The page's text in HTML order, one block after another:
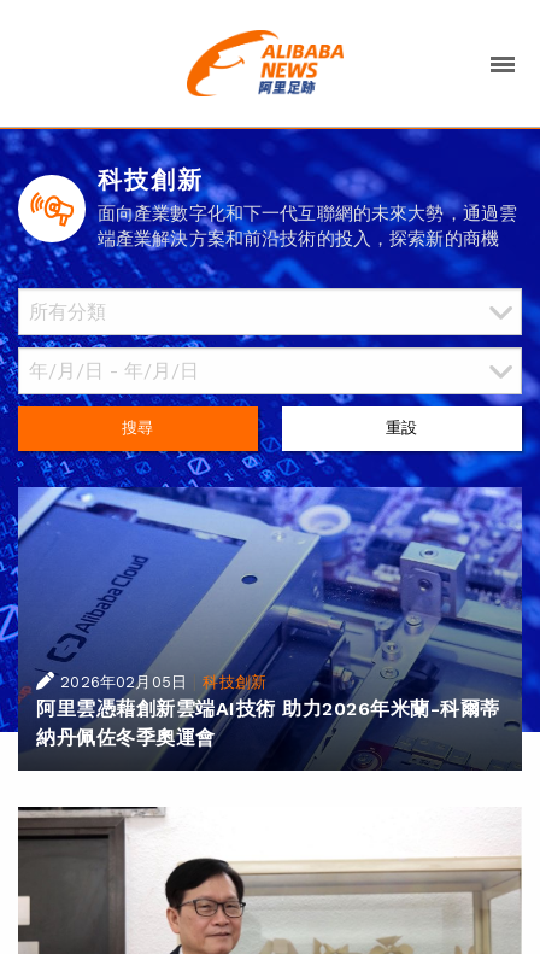
科技創新
面向產業數字化和下一代互聯網的未來大勢，通過雲
端產業解決方案和前沿技術的投入，探索新的商機
搜尋 重設
2026年02月05日 |科技創新
阿里雲憑藉創新雲端AI技術 助力2026年米蘭-科爾蒂
納丹佩佐冬季奧運會